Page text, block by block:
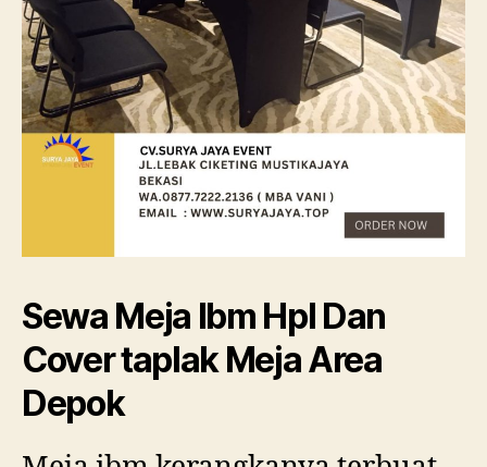
Sewa Meja Ibm Hpl Dan
Cover taplak Meja Area
Depok